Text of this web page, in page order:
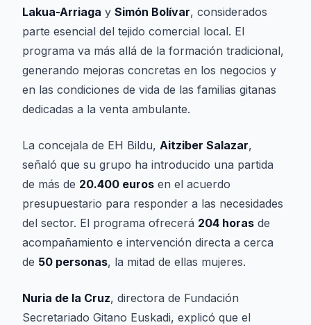
Lakua-Arriaga y Simón Bolívar, considerados
parte esencial del tejido comercial local. El
programa va más allá de la formación tradicional,
generando mejoras concretas en los negocios y
en las condiciones de vida de las familias gitanas
dedicadas a la venta ambulante.
La concejala de EH Bildu, Aitziber Salazar,
señaló que su grupo ha introducido una partida
de más de 20.400 euros en el acuerdo
presupuestario para responder a las necesidades
del sector. El programa ofrecerá 204 horas de
acompañamiento e intervención directa a cerca
de 50 personas, la mitad de ellas mujeres.
Nuria de la Cruz, directora de Fundación
Secretariado Gitano Euskadi, explicó que el